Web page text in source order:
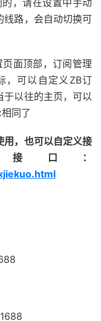
，请在设置中手动
线路，会自动切换可
面顶部，订阅管理
，可以自定义ZB订
于以往的主页，可以
同了
用，也可以自定义接
口：